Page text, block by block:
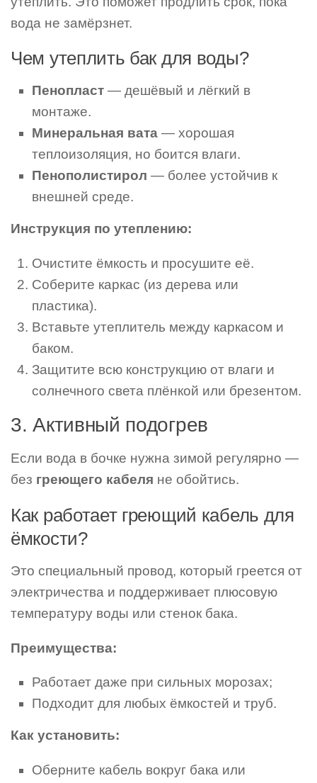
вода не замёрзнет.
Чем утеплить бак для воды?
Пенопласт — дешёвый и лёгкий в
монтаже.
Минеральная вата — хорошая
теплоизоляция, но боится влаги.
Пенополистирол — более устойчив к
внешней среде.
Инструкция по утеплению:
Очистите ёмкость и просушите её.
Соберите каркас (из дерева или
пластика).
Вставьте утеплитель между каркасом и
баком.
Защитите всю конструкцию от влаги и
солнечного света плёнкой или брезентом.
3. Активный подогрев
Если вода в бочке нужна зимой регулярно —
без греющего кабеля не обойтись.
Как работает греющий кабель для
ёмкости?
Это специальный провод, который греется от
электричества и поддерживает плюсовую
температуру воды или стенок бака.
Преимущества:
Работает даже при сильных морозах;
Подходит для любых ёмкостей и труб.
Как установить:
Оберните кабель вокруг бака или